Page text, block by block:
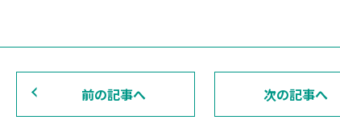
前の記事へ 次の記事へ